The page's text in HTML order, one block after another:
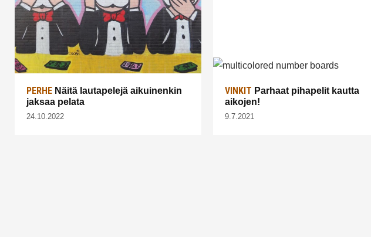
PERHE Näitä lautapelejä aikuinenkin
jaksaa pelata
24.10.2022
VINKIT Parhaat pihapelit kautta
aikojen!
9.7.2021